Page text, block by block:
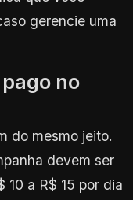
gerencie uma
no
do mesmo jeito.
devem ser
10 a R$ 15 por dia